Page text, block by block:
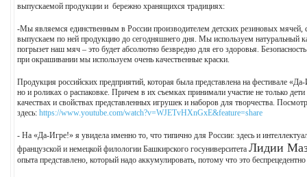
выпускаемой продукции и бережно хранящихся традициях:
-Мы являемся единственным в России производителем детских резиновых мячей,
выпускаем по ней продукцию до сегодняшнего дня. Мы используем натуральный
погрызет наш мяч – это будет абсолютно безвредно для его здоровья.
при окрашивании мы используем очень качественные краски.
Продукция российских предприятий, которая была представлена на фестивале
но и роликах о распаковке. Причем в их съемках принимали участие не только
качествах и свойствах представленных игрушек и наборов для творчества.
здесь: https://www.youtube.com/watch?v=WJETvHXnGxE&feature=share
- На «Да-Игре!» я увидела именно то, что типично для России: здесь и
французской и немецкой филологии Башкирского госуниверситета Лидии
опыта представлено, который надо аккумулировать, потому что это